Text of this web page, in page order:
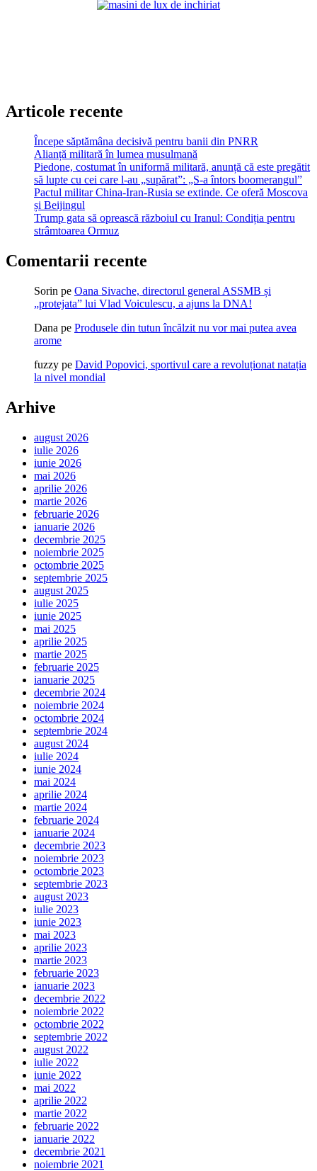
Articole recente
Începe săptămâna decisivă pentru banii din PNRR
Alianță militară în lumea musulmană
Piedone, costumat în uniformă militară, anunță că este pregătit
să lupte cu cei care l-au „supărat”: „S-a întors boomerangul”
Pactul militar China-Iran-Rusia se extinde. Ce oferă Moscova
și Beijingul
Trump gata să oprească războiul cu Iranul: Condiția pentru
strâmtoarea Ormuz
Comentarii recente
Sorin pe Oana Sivache, directorul general ASSMB și
„protejata” lui Vlad Voiculescu, a ajuns la DNA!
Dana pe Produsele din tutun încălzit nu vor mai putea avea
arome
fuzzy pe David Popovici, sportivul care a revoluționat natația
la nivel mondial
Arhive
august 2026
iulie 2026
iunie 2026
mai 2026
aprilie 2026
martie 2026
februarie 2026
ianuarie 2026
decembrie 2025
noiembrie 2025
octombrie 2025
septembrie 2025
august 2025
iulie 2025
iunie 2025
mai 2025
aprilie 2025
martie 2025
februarie 2025
ianuarie 2025
decembrie 2024
noiembrie 2024
octombrie 2024
septembrie 2024
august 2024
iulie 2024
iunie 2024
mai 2024
aprilie 2024
martie 2024
februarie 2024
ianuarie 2024
decembrie 2023
noiembrie 2023
octombrie 2023
septembrie 2023
august 2023
iulie 2023
iunie 2023
mai 2023
aprilie 2023
martie 2023
februarie 2023
ianuarie 2023
decembrie 2022
noiembrie 2022
octombrie 2022
septembrie 2022
august 2022
iulie 2022
iunie 2022
mai 2022
aprilie 2022
martie 2022
februarie 2022
ianuarie 2022
decembrie 2021
noiembrie 2021